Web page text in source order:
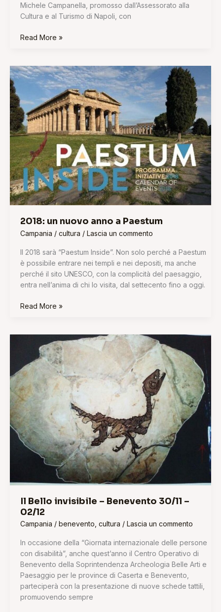
Michele Campanella, promosso dall’Assessorato alla
Cultura e al Turismo di Napoli, con
Read More »
2018: un nuovo anno a Paestum
Campania / cultura / Lascia un commento
Il 2018 sarà “Paestum Inside”. Non solo perché a Paestum
è possibile entrare nei templi e nei depositi, ma anche
perché il sito UNESCO, con la complicità del paesaggio,
entra nell’anima di chi lo visita, dal settecento fino a oggi.
2018:
un
anno
a
Paestum
Read More »
Il Bello invisibile – Benevento 30/11 –
02/12
Campania / benevento, cultura / Lascia un commento
In occasione della “Giornata internazionale delle persone
con disabilità”, anche quest’anno il Centro Operativo di
Benevento della Soprintendenza Archeologia Belle Arti e
Paesaggio per le province di Caserta e Benevento,
parteciperà con la presentazione di nuove schede tattili,
promuovendo sempre
invisibile
–
Benevento
30/11
–
02/12